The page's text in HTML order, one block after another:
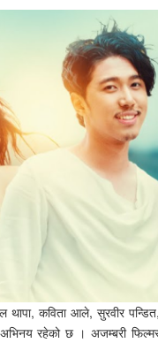
कविता आले, सुरवीर
अभिनय रहेको छ । अजम्बरी